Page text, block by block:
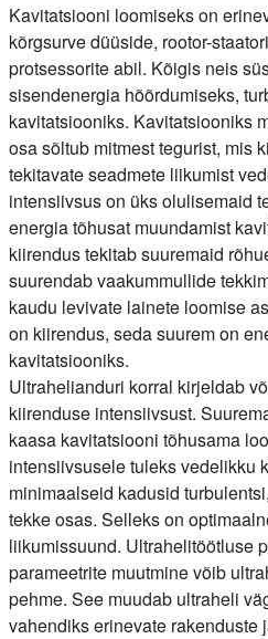
Kavitatsiooni loomiseks on
kõrgsurve düüside, rootor-
protsessorite abil. Kõigis neis
sisendenergia hõõrdumiseks,
kavitatsiooniks. Kavitatsiooniks
osa sõltub mitmest tegurist, mis
tekitavate seadmete liikumist
intensiivsus on üks olulisemaid
energia tõhusat muundamist
kiirendus tekitab suuremaid
suurendab vaakummullide
kaudu levivate lainete loomise
on kiirendus, seda suurem on
kavitatsiooniks.
Ultrahelianduri korral kirjeldab
kiirenduse intensiivsust.
kaasa kavitatsiooni tõhusama
intensiivsusele tuleks vedelikku
minimaalseid kadusid
tekke osas. Selleks on
liikumissuund. Ultrahelitöötluse
parameetrite muutmine võib
pehme. See muudab ultraheli
vahendiks erinevate rakenduste